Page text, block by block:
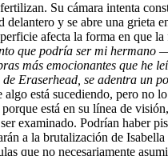
Su cámara intenta
delantero y se abre una grieta
afecta la forma en que
que podría ser mi hermano
más emocionantes que
de Eraserhead , se adentra un
está sucediendo, pero no
está en su línea de
examinado. Podrían haber
a la brutalización de
que no necesariamente